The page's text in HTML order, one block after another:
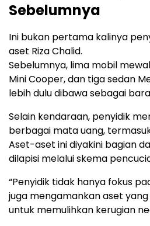
Sebelumnya
Ini bukan pertama kalinya
aset Riza Chalid.
Sebelumnya, lima mobil
Mini Cooper, dan tiga sedan
lebih dulu dibawa sebagai
Selain kendaraan, penyidik
berbagai mata uang,
Aset-aset ini diyakini bagian
dilapisi melalui skema
“Penyidik tidak hanya fokus
juga mengamankan aset
untuk memulihkan kerugian